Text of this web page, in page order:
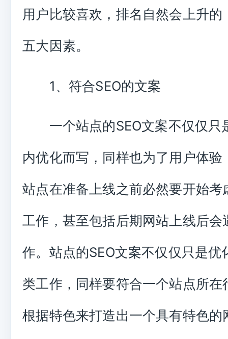
用户比较喜欢，排名自然会上升的
五大因素。
1、符合SEO的文案
一个站点的SEO文案不仅仅只
内优化而写，同样也为了用户体验
站点在准备上线之前必然要开始考
工作，甚至包括后期网站上线后会
作。站点的SEO文案不仅仅只是优
类工作，同样要符合一个站点所在
根据特色来打造出一个具有特色的